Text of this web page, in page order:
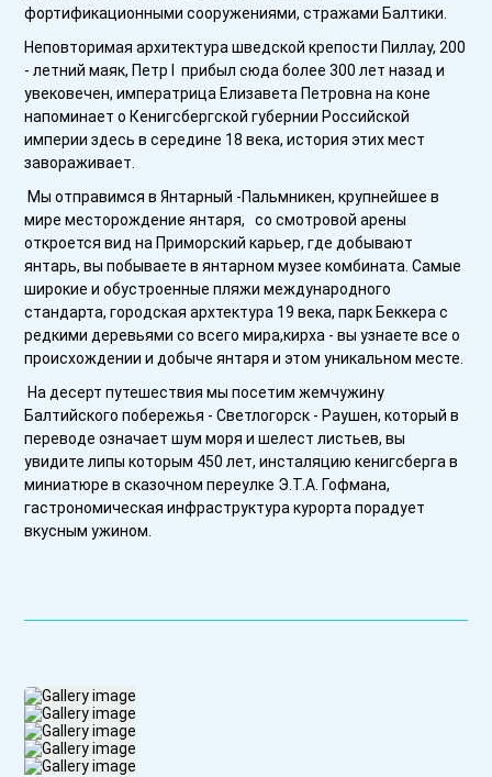
фортификационными сооружениями, стражами Балтики.
Неповторимая архитектура шведской крепости Пиллау, 200
- летний маяк, Петр I прибыл сюда более 300 лет назад и
увековечен, императрица Елизавета Петровна на коне
напоминает о Кенигсбергской губернии Российской
империи здесь в середине 18 века, история этих мест
завораживает.
Мы отправимся в Янтарный -Пальмникен, крупнейшее в
мире месторождение янтаря, со смотровой арены
откроется вид на Приморский карьер, где добывают
янтарь, вы побываете в янтарном музее комбината. Самые
широкие и обустроенные пляжи международного
стандарта, городская архтектура 19 века, парк Беккера с
редкими деревьями со всего мира,кирха - вы узнаете все о
происхождении и добыче янтаря и этом уникальном месте.
На десерт путешествия мы посетим жемчужину
Балтийского побережья - Светлогорск - Раушен, который в
переводе означает шум моря и шелест листьев, вы
увидите липы которым 450 лет, инсталяцию кенигсберга в
миниатюре в сказочном переулке Э.Т.А. Гофмана,
гастрономическая инфраструктура курорта порадует
вкусным ужином.